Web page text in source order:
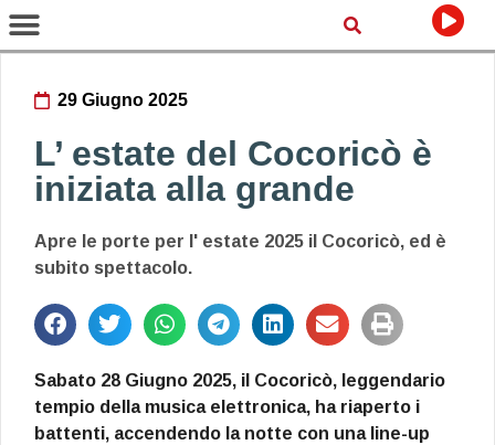
29 Giugno 2025
L’ estate del Cocoricò è
iniziata alla grande
Apre le porte per l' estate 2025 il Cocoricò, ed è
subito spettacolo.
Sabato 28 Giugno 2025, il Cocoricò, leggendario
tempio della musica elettronica, ha riaperto i
battenti, accendendo la notte con una line-up